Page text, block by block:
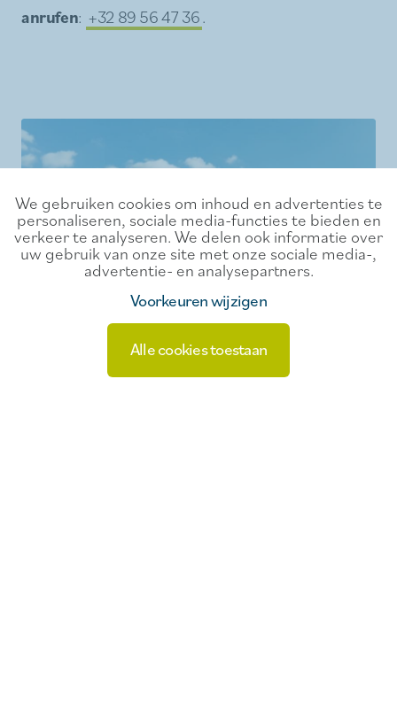
anrufen: +32 89 56 47 36.
Veranstaltung
We gebruiken cookies om inhoud en advertenties te
personaliseren, sociale media-functies te bieden en
verkeer te analyseren. We delen ook informatie over
uw gebruik van onze site met onze sociale media-,
advertentie- en analysepartners.
Voorkeuren wijzigen
Alle cookies toestaan